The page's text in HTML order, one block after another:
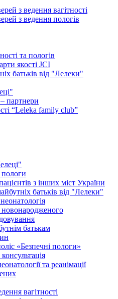
з ведення вагітності
з ведення пологів
та пологів
якості JCI
батьків від "Лелеки"
партнери
“Leleka family club”
пологи
з інших міст України
батьків від "Лелеки"
батькам
«Безпечні пологи»
та реанімації
вагітності